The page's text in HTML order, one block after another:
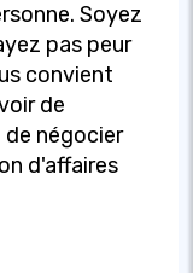
Soyez
pas peur
convient
de
de négocier
d'affaires